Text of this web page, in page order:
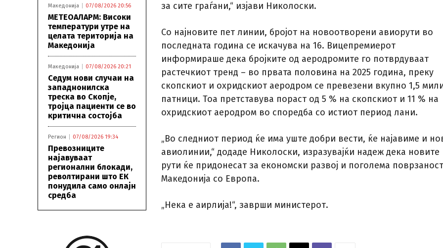
Македонија 07/08/2026 20:56
МЕТЕОАЛАРМ: Високи
температури утре на
целата територија на
Македонија
Македонија 07/08/2026 20:21
Седум нови случаи на
западнонилска
треска во Скопје,
тројца пациенти се во
критична состојба
Регион 07/08/2026 19:34
Превозниците
најавуваат
регионални блокади,
револтирани што ЕК
понудила само онлајн
средба
за сите граѓани,“ изјави Николоски.
Со најновите пет линии, бројот на новоотворени авиорути во
последната година се искачува на 16. Вицепремиерот
информираше дека бројките од аеродромите го потврдуваат
растечкиот тренд – во првата половина на 2025 година, преку
скопскиот и охридскиот аеродром се превезени вкупно 1,5
патници. Тоа претставува пораст од 5 % на скопскиот и 11 % на
охридскиот аеродром во споредба со истиот период лани.
„Во следниот период ќе има уште добри вести, ќе најавиме и
авиолинии,“ додаде Николоски, изразувајќи надеж дека новите
рути ќе придонесат за економски развој и поголема
Македонија со Европа.
„Нека е аирлија!“, заврши министерот.